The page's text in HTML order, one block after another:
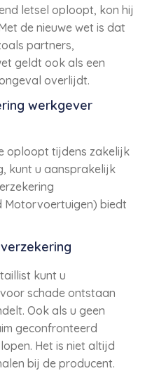
letsel oploopt, kon hij
de nieuwe wet is dat
partners,
geldt ook als een
overlijdt.
werkgever
oploopt tijdens zakelijk
kunt u aansprakelijk
Motorvoertuigen) biedt
kunt u
schade ontstaan
Ook als u geen
geconfronteerd
Het is niet altijd
bij de producent.